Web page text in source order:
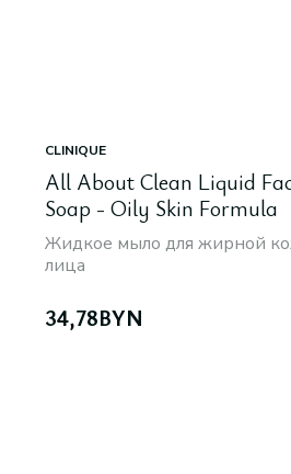
CLINIQUE
All About Clean Liquid
Soap - Oily Skin Formula
Жидкое мыло для жирной
лица
34,78BYN